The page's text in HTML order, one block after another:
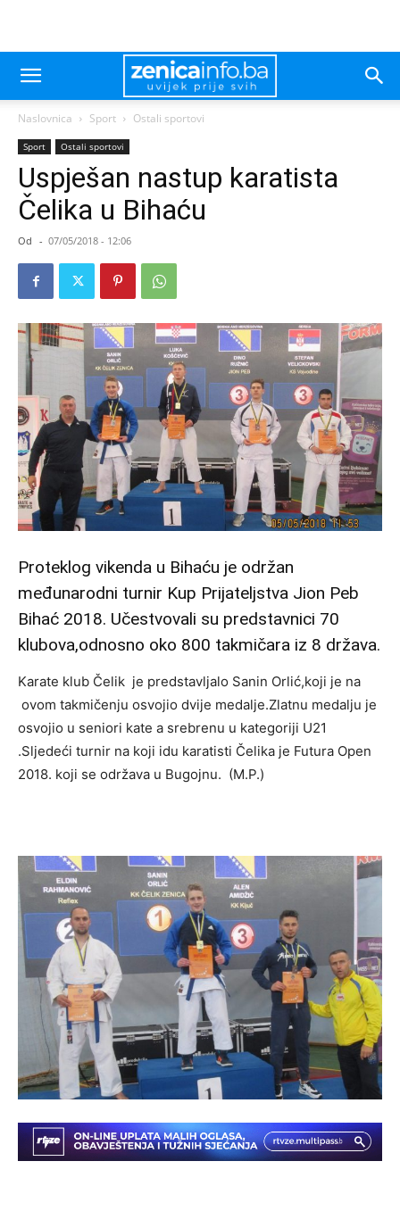
Naslovnica Sport Ostali sportovi
Sport Ostali sportovi
Uspješan nastup karatista
Čelika u Bihaću
Od - 07/05/2018 - 12:06
Proteklog vikenda u Bihaću je održan
međunarodni turnir Kup Prijateljstva Jion Peb
Bihać 2018. Učestvovali su predstavnici 70
klubova,odnosno oko 800 takmičara iz 8 država.
Karate klub Čelik je predstavljalo Sanin Orlić,koji je na
ovom takmičenju osvojio dvije medalje.Zlatnu medalju je
osvojio u seniori kate a srebrenu u kategoriji U21
.Sljedeći turnir na koji idu karatisti Čelika je Futura Open
2018. koji se održava u Bugojnu. (M.P.)